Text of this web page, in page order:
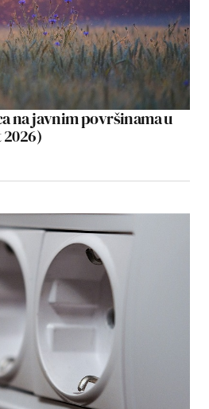
na javnim površinama u
2026)